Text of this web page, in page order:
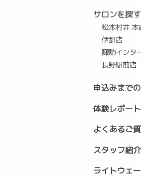
サロンを探す
松本村井 本
伊那店
諏訪インタ
長野駅前店
申込みまで
体験レポート
よくあるご
スタッフ紹介
ライトウェ